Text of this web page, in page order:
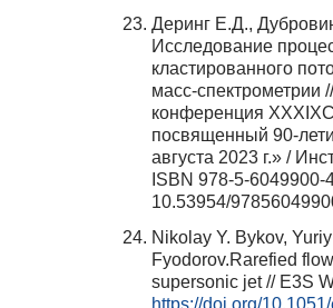
Деринг Е.Д.,
Исследование
кластированного
масс-спектрометрии
конференция
посвященный 90-
августа 2023 г.» /
ISBN 978-5-6049900-
10.53954/
Nikolay Y. Bykov,
Fyodorov.Rarefied
supersonic jet // E3S
https://doi.org/